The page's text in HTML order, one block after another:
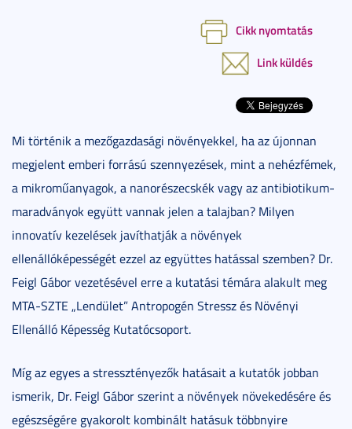
Cikk nyomtatás
Link küldés
Mi történik a mezőgazdasági növényekkel, ha az újonnan
megjelent emberi forrású szennyezések, mint a nehézfémek,
a mikroműanyagok, a nanorészecskék vagy az antibiotikum-
maradványok együtt vannak jelen a talajban? Milyen
innovatív kezelések javíthatják a növények
ellenállóképességét ezzel az együttes hatással szemben? Dr.
Feigl Gábor vezetésével erre a kutatási témára alakult meg
MTA-SZTE „Lendület” Antropogén Stressz és Növényi
Ellenálló Képesség Kutatócsoport.
Míg az egyes a stressztényezők hatásait a kutatók jobban
ismerik, Dr. Feigl Gábor szerint a növények növekedésére és
egészségére gyakorolt kombinált hatásuk többnyire